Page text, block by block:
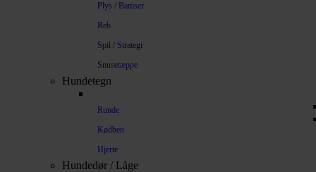
Plys / Bamser
Reb
Spil / Strategi
Snusetæppe
Hundetegn
Runde
Kødben
Hjerte
Hundedør / Låge